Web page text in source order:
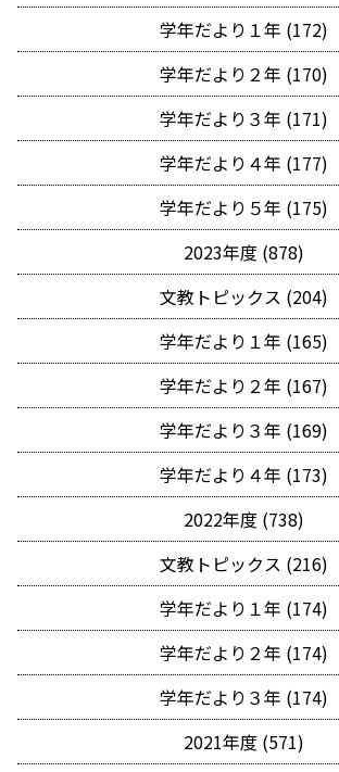
学年だより１年 (172)
学年だより２年 (170)
学年だより３年 (171)
学年だより４年 (177)
学年だより５年 (175)
2023年度 (878)
文教トピックス (204)
学年だより１年 (165)
学年だより２年 (167)
学年だより３年 (169)
学年だより４年 (173)
2022年度 (738)
文教トピックス (216)
学年だより１年 (174)
学年だより２年 (174)
学年だより３年 (174)
2021年度 (571)